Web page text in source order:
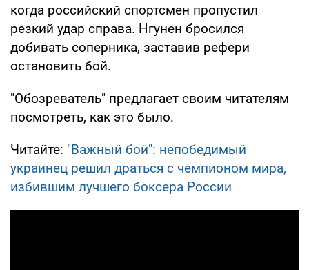
когда российский спортсмен пропустил
резкий удар справа. Нгунен бросился
добивать соперника, заставив рефери
остановить бой.
"Обозреватель" предлагает своим читателям
посмотреть, как это было.
Читайте: "Важный бой": непобедимый
украинец решил драться с чемпионом мира,
избившим лучшего боксера России